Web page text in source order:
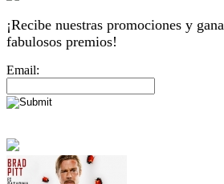
¡Recibe nuestras promociones y gana
fabulosos premios!
Email: